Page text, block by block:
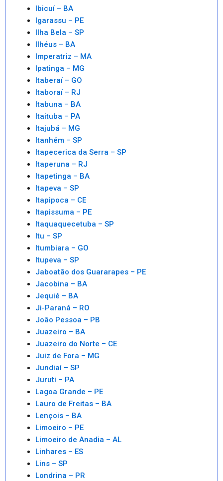
Ibicuí – BA
Igarassu – PE
Ilha Bela – SP
Ilhéus – BA
Imperatriz – MA
Ipatinga – MG
Itaberaí – GO
Itaboraí – RJ
Itabuna – BA
Itaituba – PA
Itajubá – MG
Itanhém – SP
Itapecerica da Serra – SP
Itaperuna – RJ
Itapetinga – BA
Itapeva – SP
Itapipoca – CE
Itapissuma – PE
Itaquaquecetuba – SP
Itu – SP
Itumbiara – GO
Itupeva – SP
Jaboatão dos Guararapes – PE
Jacobina – BA
Jequié – BA
Ji-Paraná – RO
João Pessoa – PB
Juazeiro – BA
Juazeiro do Norte – CE
Juiz de Fora – MG
Jundiaí – SP
Juruti – PA
Lagoa Grande – PE
Lauro de Freitas – BA
Lençois – BA
Limoeiro – PE
Limoeiro de Anadia – AL
Linhares – ES
Lins – SP
Londrina – PR